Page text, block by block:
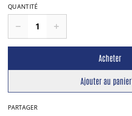
QUANTITÉ
Acheter
Ajouter au panier
PARTAGER